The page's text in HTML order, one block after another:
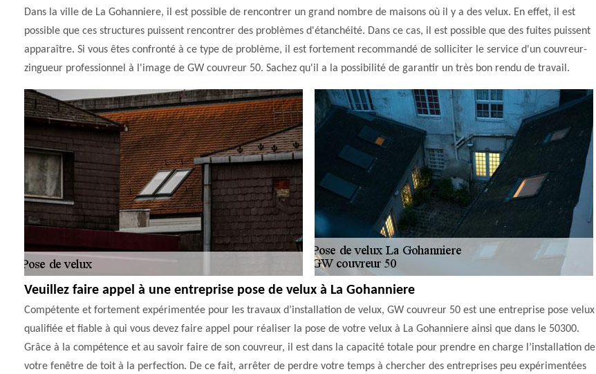
Dans la ville de La Gohanniere, il est possible de rencontrer un grand nombre de maisons où il y a des velux. En effet, il est
possible que ces structures puissent rencontrer des problèmes d'étanchéité. Dans ce cas, il est possible que des fuites puissent
apparaître. Si vous êtes confronté à ce type de problème, il est fortement recommandé de solliciter le service d'un couvreur-
zingueur professionnel à l'image de GW couvreur 50. Sachez qu'il a la possibilité de garantir un très bon rendu de travail.
Veuillez faire appel à une entreprise pose de velux à La Gohanniere
Compétente et fortement expérimentée pour les travaux d’installation de velux, GW couvreur 50 est une entreprise pose velux
qualifiée et fiable à qui vous devez faire appel pour réaliser la pose de votre velux à La Gohanniere ainsi que dans le 50300.
Grâce à la compétence et au savoir faire de son couvreur, il est dans la capacité totale pour prendre en charge l’installation de
votre fenêtre de toit à la perfection. De ce fait, arrêter de perdre votre temps à chercher des entreprises peu expérimentées